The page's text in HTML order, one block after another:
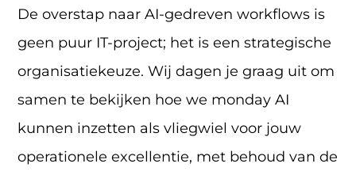
De overstap naar AI-gedreven workflows is
geen puur IT-project; het is een strategische
organisatiekeuze. Wij dagen je graag uit om
samen te bekijken hoe we monday AI
kunnen inzetten als vliegwiel voor jouw
operationele excellentie, met behoud van de